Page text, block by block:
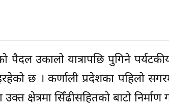
उकालो यात्रापछि पुगिने
छ । कर्णाली प्रदेशका पहिलो
क्षेत्रमा सिँढीसहितको बाटो निर्माण